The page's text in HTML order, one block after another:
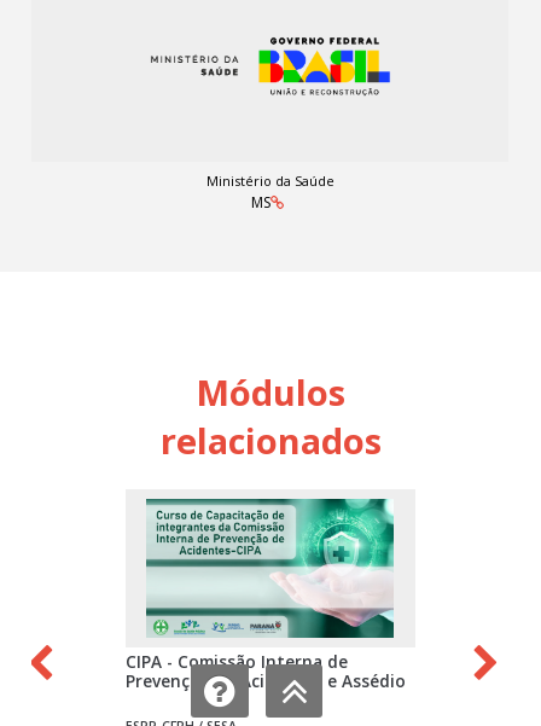
Ministério da Saúde
MS
Módulos
relacionados